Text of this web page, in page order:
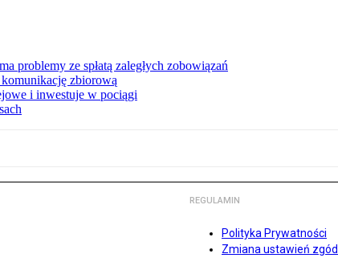
problemy ze spłatą zaległych zobowiązań
zbiorową
i inwestuje w pociągi
REGULAMIN
Polityka Prywatności
Zmiana ustawień zgód